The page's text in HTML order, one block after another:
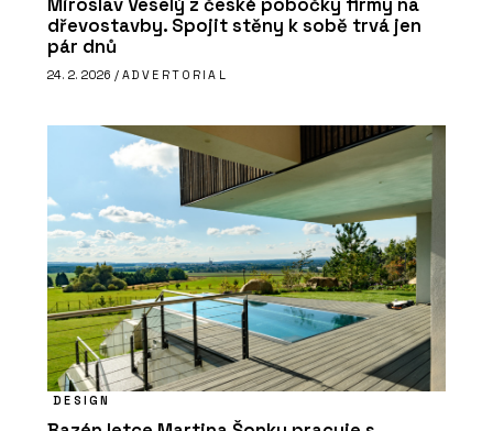
dřevostavby. Spojit stěny k sobě trvá jen
pár dnů
24. 2. 2026 / ADVERTORIAL
DESIGN